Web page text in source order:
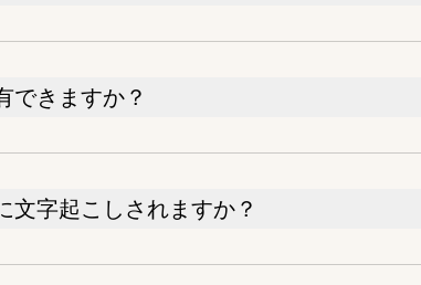
できますか？
文字起こしされますか？